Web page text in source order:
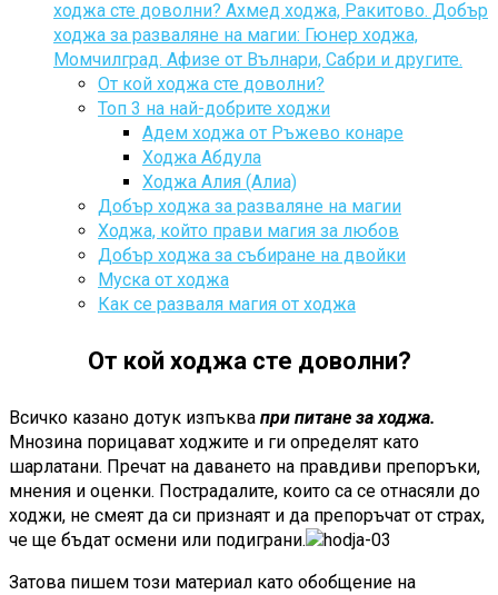
ходжа сте доволни? Ахмед ходжа, Ракитово. Добър
ходжа за разваляне на магии: Гюнер ходжа,
Момчилград. Афизе от Вълнари, Сабри и другите.
От кой ходжа сте доволни?
Топ 3 на най-добрите ходжи
Адем ходжа от Ръжево конаре
Ходжа Абдула
Ходжа Алия (Алиа)
Добър ходжа за разваляне на магии
Ходжа, който прави магия за любов
Добър ходжа за събиране на двойки
Муска от ходжа
Как се разваля магия от ходжа
От кой ходжа сте доволни?
Всичко казано дотук изпъква при питане за ходжа.
Мнозина порицават ходжите и ги определят като
шарлатани. Пречат на даването на правдиви препоръки,
мнения и оценки. Пострадалите, които са се отнасяли до
ходжи, не смеят да си признаят и да препоръчат от страх,
че ще бъдат осмени или подиграни.
Затова пишем този материал като обобщение на